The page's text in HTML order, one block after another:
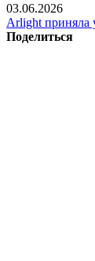
03.06.2026
Arlight приняла
Поделиться